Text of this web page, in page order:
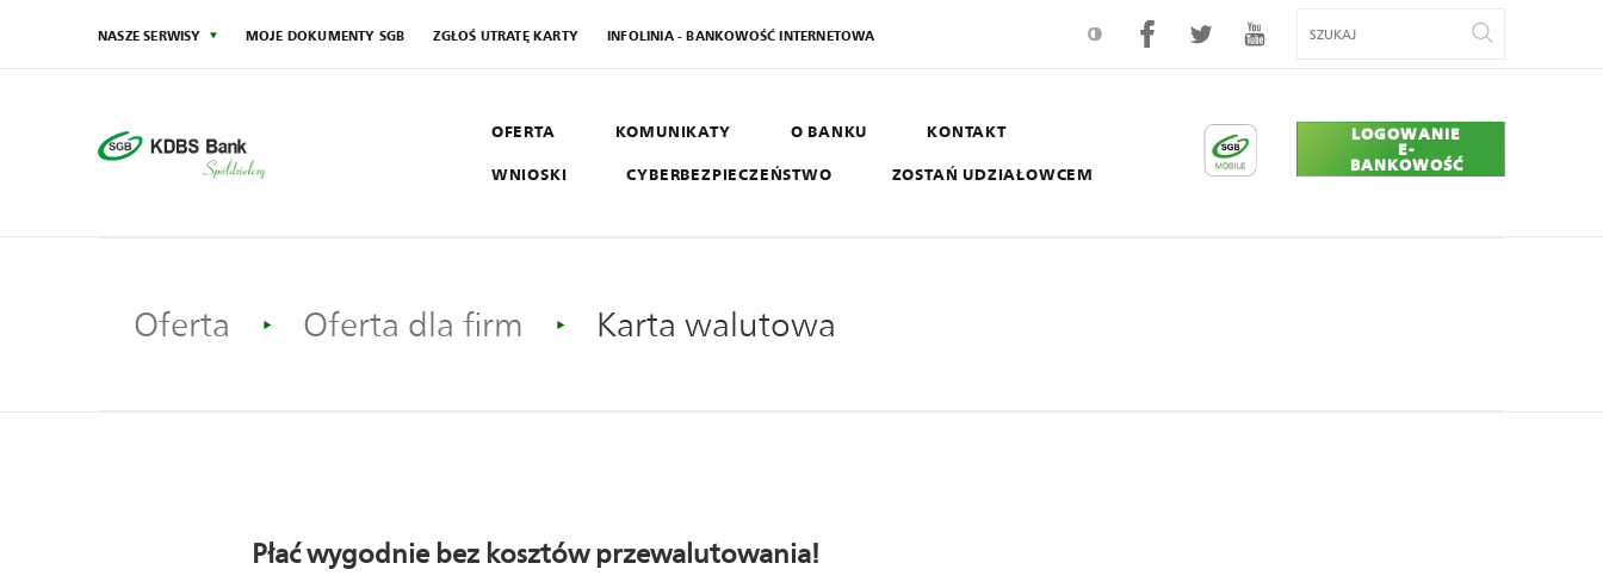
NASZE SERWISY MOJE DOKUMENTY SGB ZGŁOŚ UTRATĘ KARTY INFOLINIA - BANKOWOŚĆ INTERNETOWA
OFERTA KOMUNIKATY O BANKU KONTAKT
WNIOSKI CYBERBEZPIECZEŃSTWO ZOSTAŃ UDZIAŁOWCEM
LOGOWANIE
E-
BANKOWOŚĆ
Oferta Oferta dla firm Karta walutowa
Płać wygodnie bez kosztów przewalutowania!